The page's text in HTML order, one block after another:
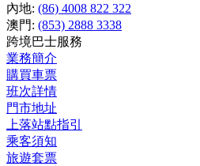
內地: (86) 4008 822 322
澳門: (853) 2888 3338
跨境巴士服務
業務簡介
購買車票
班次詳情
門市地址
上落站點指引
乘客須知
旅遊套票